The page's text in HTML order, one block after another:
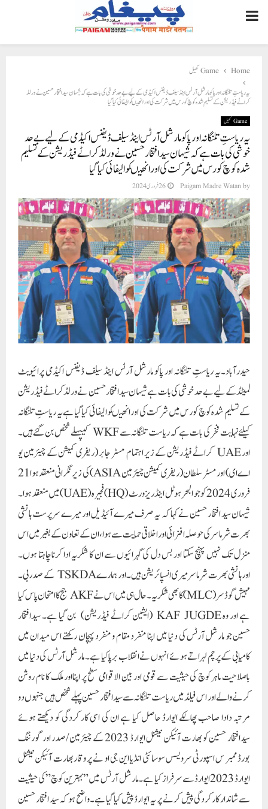
PRIMARY
MENU
Home
Game کھیل
یہ ریاستِ تلنگانہ اور پاکو مارشل آرٹس اینڈ سیلف ڈیفنس اکیڈمی کے لیے بے حد خوشی کی بات ہے کہ شیہان سید افتخار حسین نے ورلڈ
کراٹے فیڈریشن کے تسلیم شدہ کوچ کورس میں شرکت کی اور انھیںکوالیفائی کیاگیا
Game کھیل
یہ ریاستِ تلنگانہ اور پاکو مارشل آرٹس اینڈ سیلف ڈیفنس اکیڈمی کے لیے بے حد
خوشی کی بات ہے کہ شیہان سید افتخار حسین نے ورلڈ کراٹے فیڈریشن کے تسلیم
شدہ کوچ کورس میں شرکت کی اور انھیںکوالیفائی کیاگیا
by
Paigam Madre Watan 26 فروری 2024
حیدرآباد۔یہ ریاستِ تلنگانہ اور پاکو مارشل آرٹس اینڈ سیلف ڈیفنس اکیڈمی پرائیویٹ
لمیٹڈ کے لیے بے حد خوشی کی بات ہے شیہان سید افتخار حسین نے ورلڈ کراٹے فیڈریشن
کے تسلیم شدہ کوچ کورس میں شرکت کی اور انھیںکوالیفائی کیا گیا ہے یہ ریاستِ تلنگانہ
کیلئے نہایت فخر کی بات ہے کہ ریاست تلنگانہ سے WKF کیپہلے شخص بن گئے ہیں۔
اور UAE کراٹے فیڈریشن کے زیر اہتمام مسٹر جابر (ریفری کمیشن کے چیئرمین یو
اے ای) اور مسٹر سلطان (ریفری کمیشن چیئرمین ASIA) کی زیر نگرانی منعقد ہوا21
فروری 2024 کو جو البحر ہوٹل اینڈ ریزورٹ (HQ) فجیرہ (UAE) میں منعقد ہوا۔
شیہان سید افتخار حسین نے کہا کہ یہ صرف میرے آئیڈیل اور میرے سرپرست ہانشی
بھرت شرما سر کی حوصلہ افزائی اور اخلاقی حمایت سے ہوا،ان کے تعاون کے بغیر میں اس
منزل تک نہیں پہنچ سکتا اور بس دل کی گہرائیوں سے ان کا شکریہ ادا کرنا چاہتا ہوں۔
اورہانشی بھرت شرما سر میری انسپائریشن ہیں۔اور ہمارے TSKDA کے صدر بی۔
مہیش گوڈ سر (MLC) کا بھی شکریہ ۔حال ہی میں اس نے AKF جج کا امتحان پاس کیا
ہے اور وہ KAF JUGDE (ایشین کراٹے فیڈریشن) بن گیا ہے۔ سیدافتخار
حسین جو مارشل آرٹس کی دنیا میں اپنا منفرد مقام و منفرد پہچان رکھتے اس میدان میں
کامیابی کے پرچم لہراتے ہوئے انہوں نے انقلاب برپا کیا ہے۔ مارشل آرٹس کی دنیا میں
باصلاحیت ماہر کوچ کی حیثیت سے قومی اور بین الاقوامی سطح پر اپنااور ملک کا نام روشن
کرنے والے اور اس فیلڈ میں ریاست تلنگانہ سے سید افتخار حسین پہلے شخص ہیں جنہوں دو
مرتبہ دادا صاحب پھالکے ایوارڈ حاصل کیا ہے ان کی اسی کار کردگی کو دیکھتے ہوئے
سیدافتخار حسین کو بھارت آئیکن نیشنل ایوارڈ 2023 کے چیئرمین/صدر اور گورننگ
بورڈ ممبر س اسپورٹی سرویسس سوسائٹی انڈیا این جی او نے پر وقار بھارت آئیکن نیشنل
ایوارڈ 2023 ایوارڈ سے سرفراز کیا ہے۔ مارشل آرٹس میں ”بہترین کوچ” کی حیثیت
سے شاندار کارکردگی پیش کرنے پر یہ ایوارڈ پیش کیا گیا ہے۔واضح ہو کہ سید افتخار حسین